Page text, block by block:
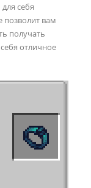
себя
позволит вам
получать
отличное